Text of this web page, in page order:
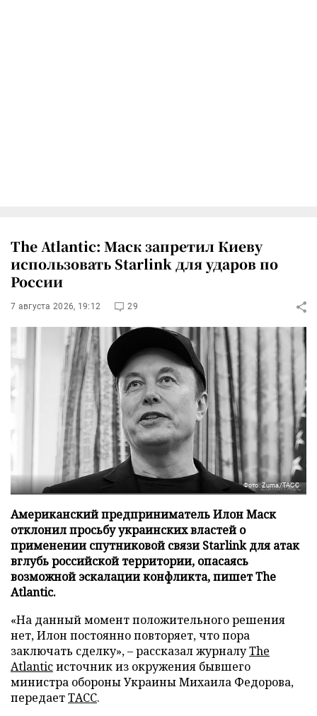
The Atlantic: Маск запретил Киеву
использовать Starlink для ударов по
России
7 августа 2026, 19:12 29
Фото: Zuma/ТАСС
Американский предприниматель Илон Маск
отклонил просьбу украинских властей о
применении спутниковой связи Starlink для атак
вглубь российской территории, опасаясь
возможной эскалации конфликта, пишет The
Atlantic.
«На данный момент положительного решения
нет, Илон постоянно повторяет, что пора
заключать сделку», – рассказал журналуThe
Atlanticисточник из окружения бывшего
министра обороны Украины Михаила Федорова,
передаетТАСС.